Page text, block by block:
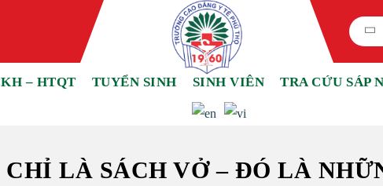
– HTQT TUYỂN SINH SINH VIÊN TRA CỨU SÁP
LÀ SÁCH VỞ – ĐÓ LÀ